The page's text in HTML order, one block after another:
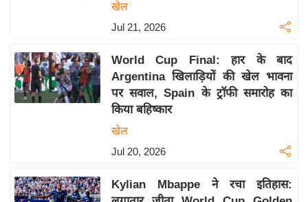
य
ब
ज
के
खेल
Jul 21, 2026
World Cup Final: हार के बाद
Argentina खिलाड़ियों की खेल भावना
पर सवाल, Spain के ट्रॉफी समारोह का
किया बहिष्कार
खेल
Jul 20, 2026
Kylian Mbappe ने रचा इतिहास: